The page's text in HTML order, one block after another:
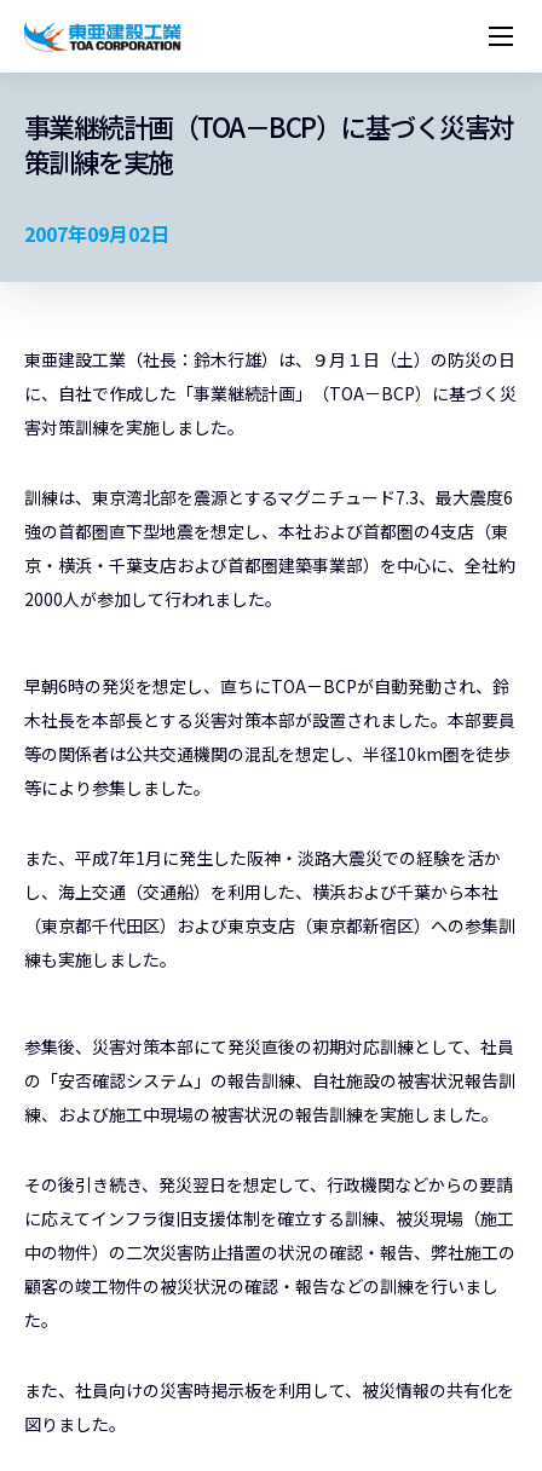
経営理念
トップメッセージ
プレスリリース
営業種目
組織図
役員一覧
コーポレートメッセージ
沿革
シンボルマーク「三羽の鶴」
関連書籍
株主・投資家情報
トップメッセージ
統合報告書
最新IR資料
株価情報
経営方針
株式・社債情報
ESGに関する外部評価
実績紹介
施設・用途別
国内から探す
現場レポート
サステナビリティ
サステナビリティ経営
重要課題とKPI
統合報告書
ESGデータ
環境マネジメント
カーボンニュートラルへの取組み
（自然関連の情報開示）
水資源
人材育成
健康経営
品質向上
マルチステークホルダー方針
コンプライアンス
リスクマネジメント
AI活用ポリシー
知的財産基本方針
ESGに関する外部評価
ニーズから探す
建築技術一覧
技術研究開発センター
冷蔵倉庫をつくりたい
木質化計画 特別鼎談
採用情報
コーポレートメッセージ
事業継続計画（TOA－BCP）に基づく災害対
策訓練を実施
2007年09月02日
東亜建設工業（社長：鈴木行雄）は、９月１日（土）の防災の日
に、自社で作成した「事業継続計画」（TOA－BCP）に基づく災
害対策訓練を実施しました。
訓練は、東京湾北部を震源とするマグニチュード7.3、最大震度6
強の首都圏直下型地震を想定し、本社および首都圏の4支店（東
京・横浜・千葉支店および首都圏建築事業部）を中心に、全社約
2000人が参加して行われました。
早朝6時の発災を想定し、直ちにTOA－BCPが自動発動され、鈴
木社長を本部長とする災害対策本部が設置されました。本部要員
等の関係者は公共交通機関の混乱を想定し、半径10km圏を徒歩
等により参集しました。
また、平成7年1月に発生した阪神・淡路大震災での経験を活か
し、海上交通（交通船）を利用した、横浜および千葉から本社
（東京都千代田区）および東京支店（東京都新宿区）への参集訓
練も実施しました。
参集後、災害対策本部にて発災直後の初期対応訓練として、社員
の「安否確認システム」の報告訓練、自社施設の被害状況報告訓
練、および施工中現場の被害状況の報告訓練を実施しました。
その後引き続き、発災翌日を想定して、行政機関などからの要請
に応えてインフラ復旧支援体制を確立する訓練、被災現場（施工
中の物件）の二次災害防止措置の状況の確認・報告、弊社施工の
顧客の竣工物件の被災状況の確認・報告などの訓練を行いまし
た。
また、社員向けの災害時掲示板を利用して、被災情報の共有化を
図りました。